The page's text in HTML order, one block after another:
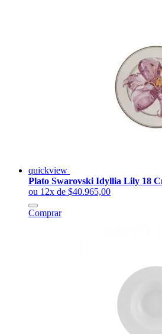
quickview
Plato Swarovski Idyllia Lily 18
ou 12x de $40.965,00
Comprar